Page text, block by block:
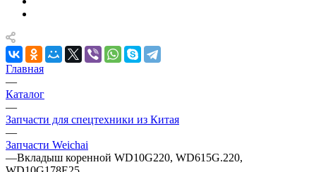
Главная
—
Каталог
—
Запчасти для спецтехники из Китая
—
Запчасти Weichai
—Вкладыш коренной WD10G220, WD615G.220,